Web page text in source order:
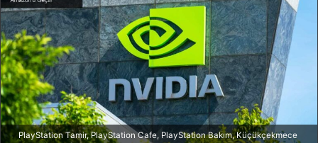
o
w
o
n
X
-
o
t
a
g
ö
PlayStation Tamir, PlayStation Cafe, PlayStation Bakım, Küçükçekmece